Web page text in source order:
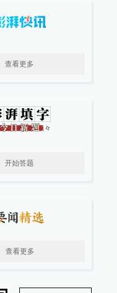
查看更多
开始答题
查看更多